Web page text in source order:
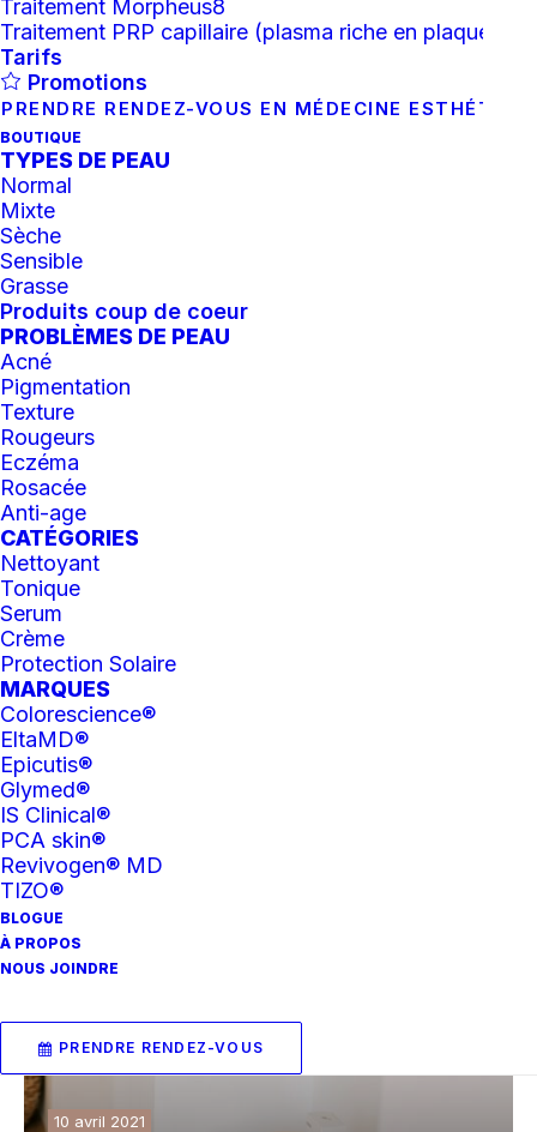
Traitement Morpheus8
Traitement PRP capillaire (plasma riche en plaquettes)
Tarifs
Promotions
PRENDRE RENDEZ-VOUS EN MÉDECINE
BOUTIQUE
TYPES DE PEAU
Normal
Mixte
Sèche
Sensible
Grasse
Produits coup de coeur
PROBLÈMES DE PEAU
Acné
Pigmentation
Texture
Rougeurs
Eczéma
Rosacée
Anti-age
CATÉGORIES
Nettoyant
Tonique
Serum
Crème
Protection Solaire
MARQUES
Colorescience®
EltaMD®
Epicutis®
Glymed®
IS Clinical®
PCA skin®
Revivogen® MD
TIZO®
BLOGUE
À PROPOS
NOUS JOINDRE
PRENDRE RENDEZ-VOUS
1 novembre 2021
Tout savoir sur les injections de toxines
botuliniques
26 avril 2021
Les favoris de Camille
10 avril 2021